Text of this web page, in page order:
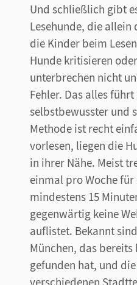
Und schließlich gibt
Lesehunde, die allein
die Kinder beim
Hunde kritisieren
unterbrechen nicht
Fehler. Das alles
selbstbewusster und
Methode ist recht
vorlesen, liegen die
in ihrer Nähe. Meist
einmal pro Woche
mindestens 15
gegenwärtig keine
auflistet. Bekannt
München, das
gefunden hat, und die
verschiedenen